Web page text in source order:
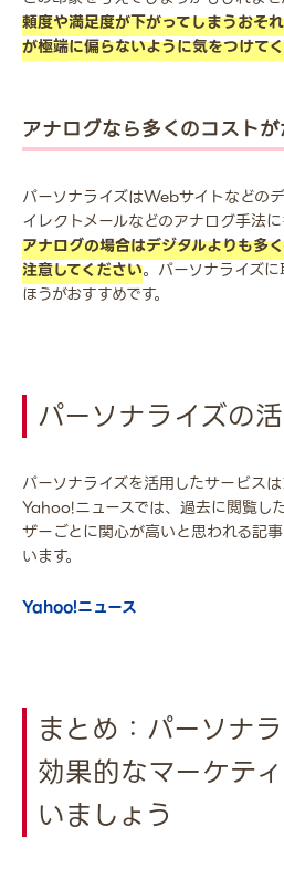
頼度や満足度が下がってしまうおそ
が極端に偏らないように気をつけて
アナログなら多くのコスト
パーソナライズはWebサイトなどの
イレクトメールなどのアナログ手法
アナログの場合はデジタルよりも多
注意してください。パーソナライズ
ほうがおすすめです。
パーソナライズの
パーソナライズを活用したサービス
Yahoo!ニュースでは、過去に閲覧し
ザーごとに関心が高いと思われる記
います。
Yahoo!ニュース
まとめ：パーソナ
効果的なマーケテ
いましょう